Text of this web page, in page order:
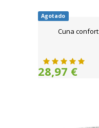
Agotado
Cuna
28,97 €